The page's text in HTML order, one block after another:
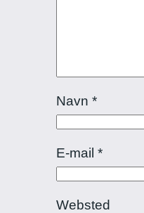
Navn *
E-mail *
Websted